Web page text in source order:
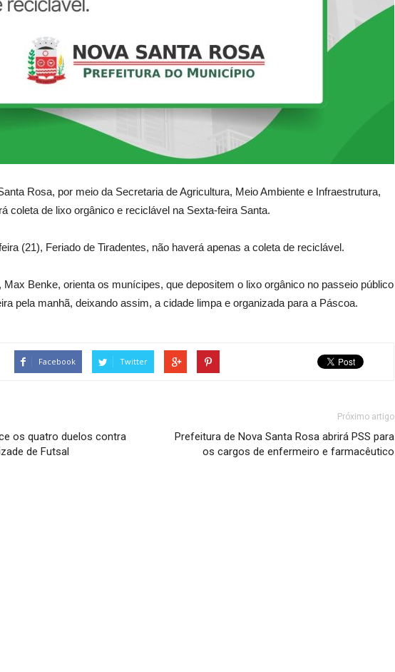
Rosa, por meio da Secretaria de Agricultura, Meio Ambiente e Infraestrutura,
coleta de lixo orgânico e reciclável na Sexta-feira Santa.
(21), Feriado de Tiradentes, não haverá apenas a coleta de reciclável.
Benke, orienta os munícipes, que depositem o lixo orgânico no passeio público
pela manhã, deixando assim, a cidade limpa e organizada para a Páscoa.
Facebook Twitter
os quatro duelos contra
de Futsal
Próximo artigo
Prefeitura de Nova Santa Rosa abrirá PSS para
os cargos de enfermeiro e farmacêutico